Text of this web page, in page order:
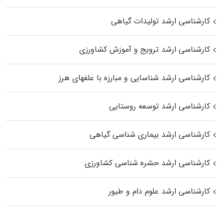
کارشناسی ارشد تولیدات گیاهی
کارشناسی ارشد ترویج و آموزش کشاورزی
کارشناسی ارشد شناسایی و مبارزه با علفهای هرز
کارشناسی ارشد توسعه روستایی
کارشناسی ارشد بیماری‌ شناسی گیاهی
کارشناسی ارشد حشره‌ شناسی کشاورزی
کارشناسی ارشد علوم دام و طیور